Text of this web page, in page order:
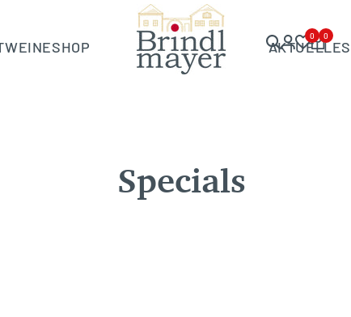
WEINESHOP AKTUELLES
0 0
Specials